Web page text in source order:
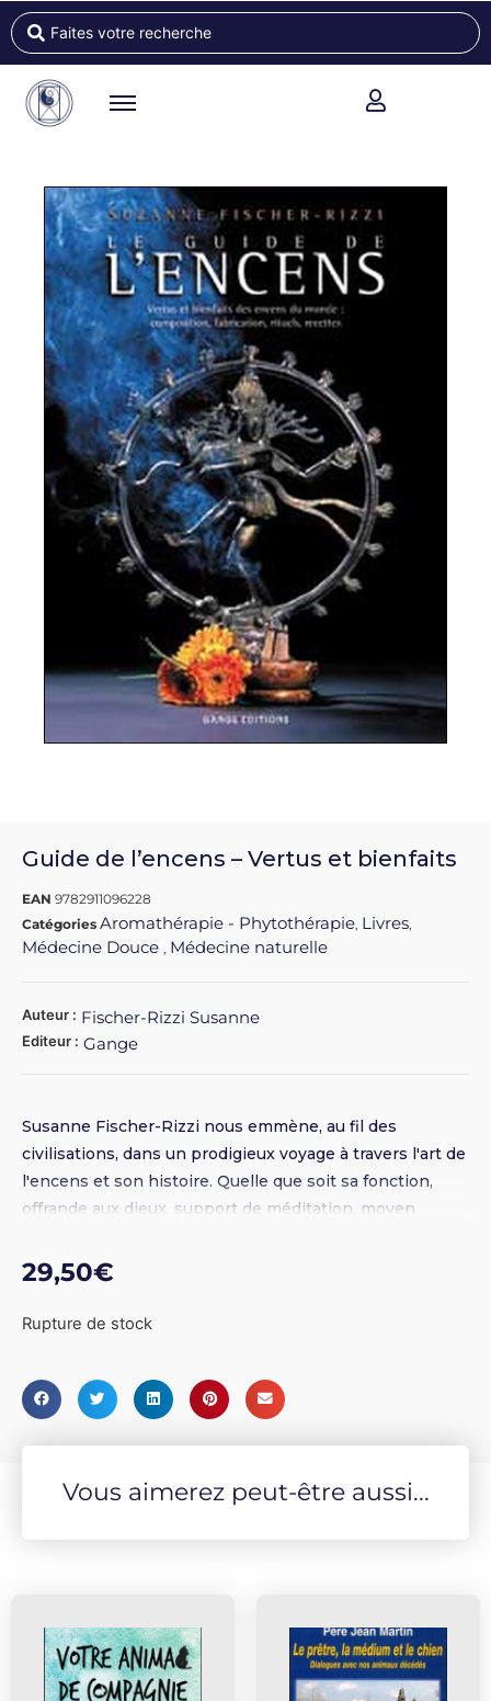
Guide de l’encens – Vertus et bienfaits
EAN 9782911096228
Catégories Aromathérapie - Phytothérapie, Livres,
Médecine Douce , Médecine naturelle
Auteur : Fischer-Rizzi Susanne
Editeur : Gange
Susanne Fischer-Rizzi nous emmène, au fil des
civilisations, dans un prodigieux voyage à travers l'art de
l'encens et son histoire. Quelle que soit sa fonction,
offrande aux dieux, support de méditation, moyen
l'expression d'une connaissance approfondie des
plantes. Avec un index très détaillé et des tableaux
thématiques. Broché 17 x 23,5 - 341 pages - Illustrations
29,50€
Rupture de stock
Vous aimerez peut-être aussi...